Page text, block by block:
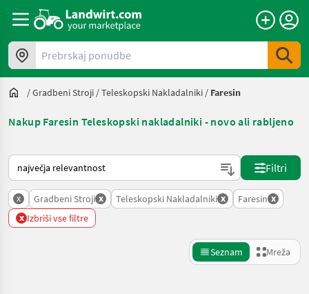
Prebrskaj ponudbe
/Gradbeni Stroji /Teleskopski Nakladalniki / Faresin
Nakup Faresin Teleskopski nakladalniki - novo ali rabljeno
Tako je razvrščeno na Landwirt.com
Filtri
x Gradbeni Stroji x Teleskopski Nakladalniki x Faresin x
x Izbriši vse filtre
Seznam Mreža